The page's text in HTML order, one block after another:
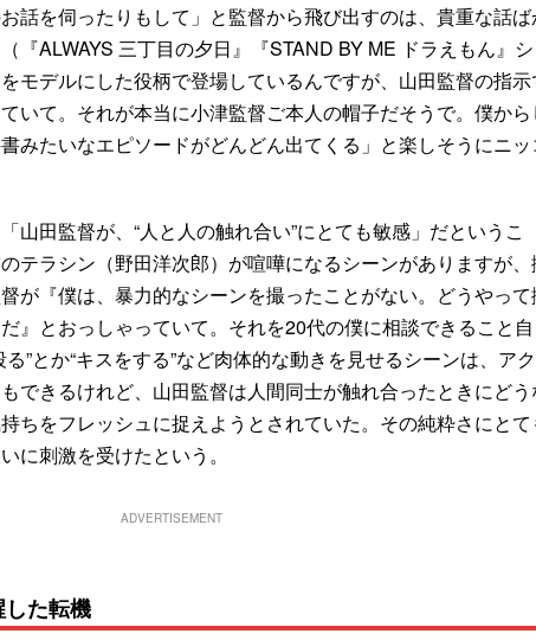
話を伺ったりもして」と監督から飛び出すのは、貴重な話
『ALWAYS 三丁目の夕日』『STAND BY ME ドラえもん』シ
モデルにした役柄で登場しているんですが、山田監督の指
いて。それが本当に小津監督ご本人の帽子だそうで。僕から
みたいなエピソードがどんどん出てくる」と楽しそうにニッ
山田監督が、“人と人の触れ合い”にとても敏感」だというこ
テラシン（野田洋次郎）が喧嘩になるシーンがありますが
が『僕は、暴力的なシーンを撮ったことがない。どうやって
』とおっしゃっていて。それを20代の僕に相談できること自
”とか“キスをする”など肉体的な動きを見せるシーンは、アク
できるけれど、山田監督は人間同士が触れ合ったときにどう
ちをフレッシュに捉えようとされていた。その純粋さにとて
に刺激を受けたという。
ADVERTISEMENT
た転機